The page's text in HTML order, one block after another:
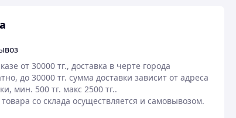
от 30000 тг., доставка в черте города
до 30000 тг. сумма доставки зависит от адреса
мин. 500 тг. макс 2500 тг..
товара со склада осуществляется и самовывозом.